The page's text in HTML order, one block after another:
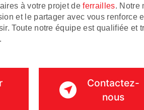
à votre projet deferrailles. Notre
et le partager avec vous renforce
Toute notre équipe est qualifiée et
Contactez-
nous